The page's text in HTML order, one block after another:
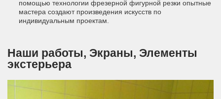
помощью технологии фрезерной фигурной резки опытные
мастера создают произведения искусств по
индивидуальным проектам.
Наши работы, Экраны, Элементы
экстерьера